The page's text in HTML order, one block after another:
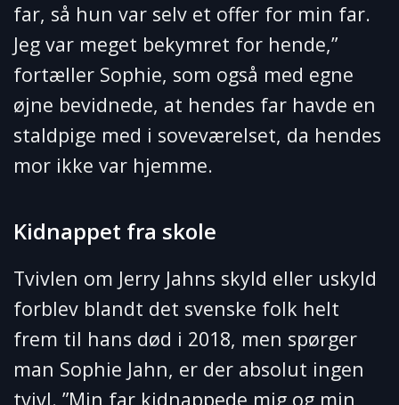
far, så hun var selv et offer for min far.
Jeg var meget bekymret for hende,”
fortæller Sophie, som også med egne
øjne bevidnede, at hendes far havde en
staldpige med i soveværelset, da hendes
mor ikke var hjemme.
Kidnappet fra skole
Tvivlen om Jerry Jahns skyld eller uskyld
forblev blandt det svenske folk helt
frem til hans død i 2018, men spørger
man Sophie Jahn, er der absolut ingen
tvivl. ”Min far kidnappede mig og min